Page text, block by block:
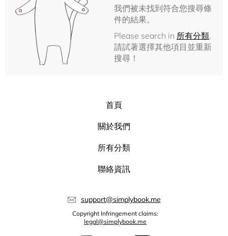
我們被未找到符合您搜尋條
件的結果。
Please search in 所有分類,
請試著選擇其他項目並重新
搜尋！
首頁
關於我們
所有分類
聯絡資訊
support@simplybook.me
Copyright Infringement claims:
legal@simplybook.me